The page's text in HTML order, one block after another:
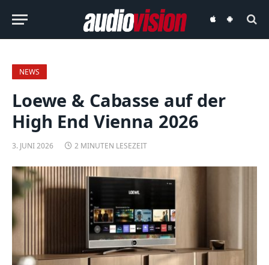
audiovisionaudiovision
NEWS
Loewe & Cabasse auf der
High End Vienna 2026
3. JUNI 2026 2 MINUTEN LESEZEIT